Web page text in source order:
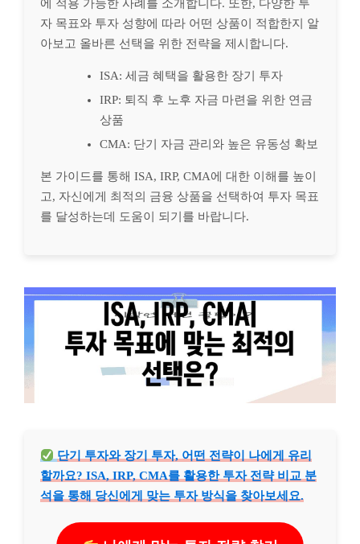
에 적용 가능한 사례를 소개합니다. 또한, 다양한 투
자 목표와 투자 성향에 따라 어떤 상품이 적합한지 알
아보고 올바른 선택을 위한 전략을 제시합니다.
ISA: 세금 혜택을 활용한 장기 투자
IRP: 퇴직 후 노후 자금 마련을 위한 연금
상품
CMA: 단기 자금 관리와 높은 유동성 확보
본 가이드를 통해 ISA, IRP, CMA에 대한 이해를 높이
고, 자신에게 최적의 금융 상품을 선택하여 투자 목표
를 달성하는데 도움이 되기를 바랍니다.
단기 투자와 장기 투자, 어떤 전략이 나에게 유리
할까요? ISA, IRP, CMA를 활용한 투자 전략 비교 분
석을 통해 당신에게 맞는 투자 방식을 찾아보세요.